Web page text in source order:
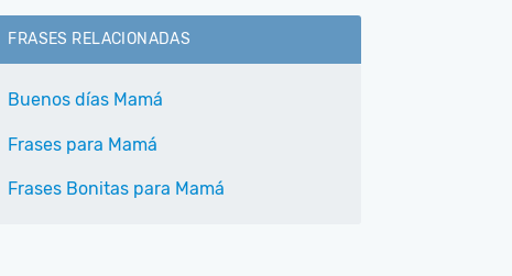
FRASES RELACIONADAS
Buenos días Mamá
Frases para Mamá
Frases Bonitas para Mamá